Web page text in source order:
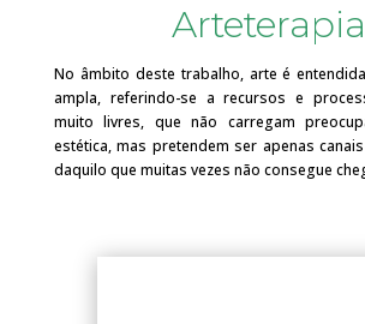
Arteterapia
No âmbito deste trabalho, arte é
ampla, referindo-se a recursos e
muito livres, que não carregam
estética, mas pretendem ser apenas
daquilo que muitas vezes não consegue